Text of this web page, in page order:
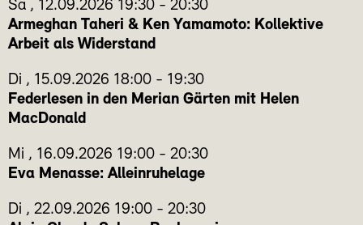
Sa , 12.09.2026 19:30 - 20:30
Armeghan Taheri & Ken Yamamoto: Kollektive
Arbeit als Widerstand
Di , 15.09.2026 18:00 - 19:30
Federlesen in den Merian Gärten mit Helen
MacDonald
Mi , 16.09.2026 19:00 - 20:30
Eva Menasse: Alleinruhelage
Di , 22.09.2026 19:00 - 20:30